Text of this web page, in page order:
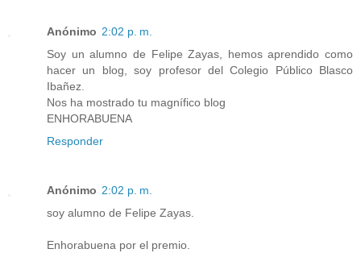
Anónimo 2:02 p. m.
Soy un alumno de Felipe Zayas, hemos aprendido como
hacer un blog, soy profesor del Colegio Público Blasco
Ibañez.
Nos ha mostrado tu magnífico blog
ENHORABUENA
Responder
Anónimo 2:02 p. m.
soy alumno de Felipe Zayas.
Enhorabuena por el premio.